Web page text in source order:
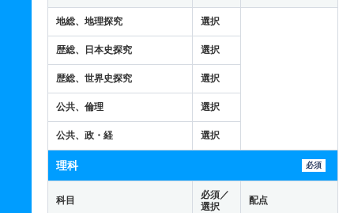
地総、地理探究 選択
歴総、日本史探究 選択
歴総、世界史探究 選択
公共、倫理 選択
公共、政・経 選択
理科 必須
科目
必須／
選択
配点